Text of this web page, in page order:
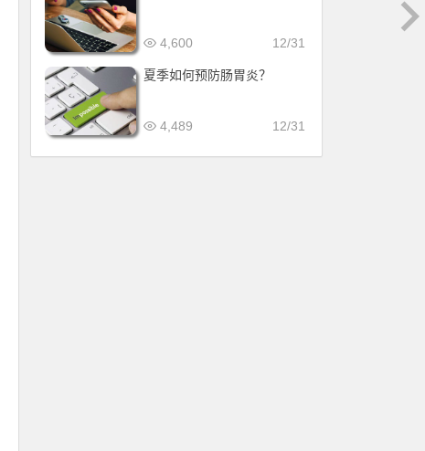
12/31
4,600
夏季如何预防肠胃炎？
12/31
4,489